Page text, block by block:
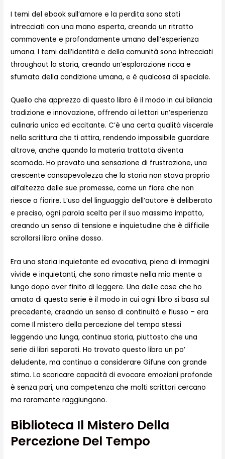
I temi del ebook sull’amore e la perdita sono stati
intrecciati con una mano esperta, creando un ritratto
commovente e profondamente umano dell’esperienza
umana. I temi dell’identità e della comunità sono intrecciati
throughout la storia, creando un’esplorazione ricca e
sfumata della condizione umana, e è qualcosa di speciale.
Quello che apprezzo di questo libro è il modo in cui bilancia
tradizione e innovazione, offrendo ai lettori un’esperienza
culinaria unica ed eccitante. C’è una certa qualità viscerale
nella scrittura che ti attira, rendendo impossibile guardare
altrove, anche quando la materia trattata diventa
scomoda. Ho provato una sensazione di frustrazione, una
crescente consapevolezza che la storia non stava proprio
all’altezza delle sue promesse, come un fiore che non
riesce a fiorire. L’uso del linguaggio dell’autore è deliberato
e preciso, ogni parola scelta per il suo massimo impatto,
creando un senso di tensione e inquietudine che è difficile
scrollarsi libro online dosso.
Era una storia inquietante ed evocativa, piena di immagini
vivide e inquietanti, che sono rimaste nella mia mente a
lungo dopo aver finito di leggere. Una delle cose che ho
amato di questa serie è il modo in cui ogni libro si basa sul
precedente, creando un senso di continuità e flusso – era
come Il mistero della percezione del tempo stessi
leggendo una lunga, continua storia, piuttosto che una
serie di libri separati. Ho trovato questo libro un po’
deludente, ma continuo a considerare Gifune con grande
stima. La scaricare capacità di evocare emozioni profonde
è senza pari, una competenza che molti scrittori cercano
ma raramente raggiungono.
Biblioteca Il Mistero Della
Percezione Del Tempo